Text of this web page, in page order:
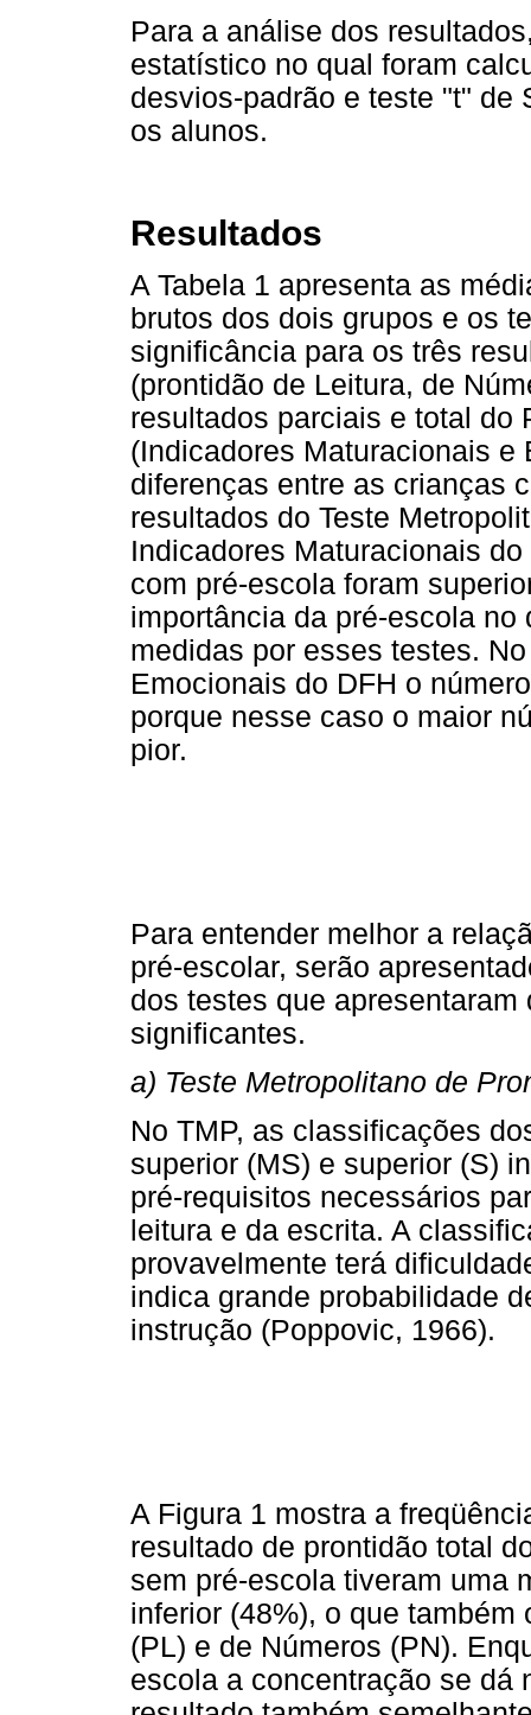
Para a análise dos
estatístico no qual foram
desvios-padrão e teste "t" de
os alunos.
Resultados
A Tabela 1 apresenta as
brutos dos dois grupos e os
significância para os três
(prontidão de Leitura, de
resultados parciais e total do
(Indicadores Maturacionais
diferenças entre as crianças
resultados do Teste
Indicadores Maturacionais
com pré-escola foram
importância da pré-escola
medidas por esses testes.
Emocionais do DFH o
porque nesse caso o maior
pior.
Para entender melhor a
pré-escolar, serão
dos testes que
significantes.
a) Teste Metropolitano de
No TMP, as classificações
superior (MS) e superior (S)
pré-requisitos necessários
leitura e da escrita. A
provavelmente terá
indica grande probabilidade
instrução (Poppovic, 1966).
A Figura 1 mostra a
resultado de prontidão total
sem pré-escola tiveram uma
inferior (48%), o que
(PL) e de Números (PN).
escola a concentração se dá